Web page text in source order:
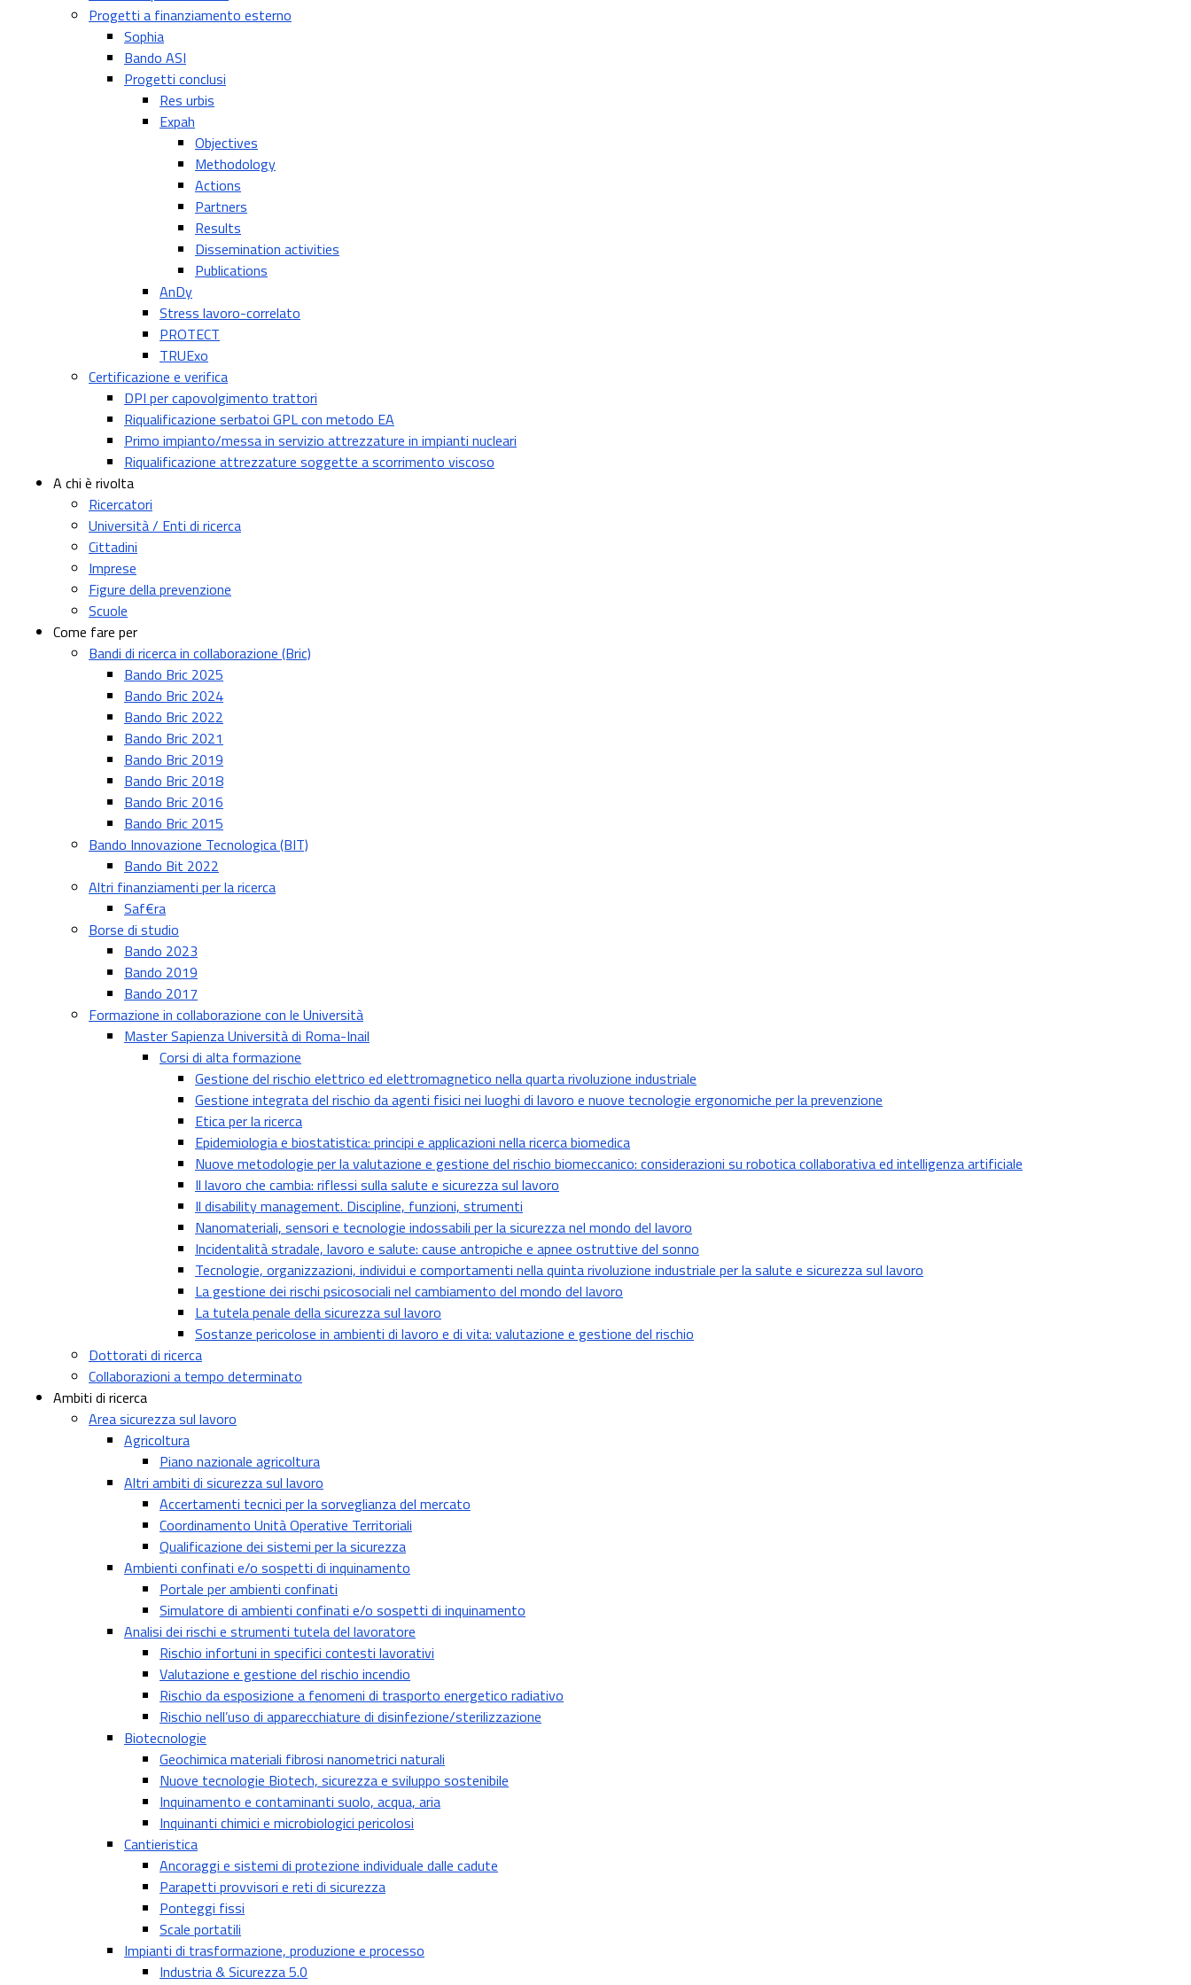
Progetti a finanziamento esterno
Sophia
Bando ASI
Progetti conclusi
Res urbis
Expah
Objectives
Methodology
Actions
Partners
Results
Dissemination activities
Publications
AnDy
Stress lavoro-correlato
PROTECT
TRUExo
Certificazione e verifica
DPI per capovolgimento trattori
Riqualificazione serbatoi GPL con metodo EA
Primo impianto/messa in servizio attrezzature in impianti nucleari
Riqualificazione attrezzature soggette a scorrimento viscoso
A chi è rivolta
Ricercatori
Università / Enti di ricerca
Cittadini
Imprese
Figure della prevenzione
Scuole
Come fare per
Bandi di ricerca in collaborazione (Bric)
Bando Bric 2025
Bando Bric 2024
Bando Bric 2022
Bando Bric 2021
Bando Bric 2019
Bando Bric 2018
Bando Bric 2016
Bando Bric 2015
Bando Innovazione Tecnologica (BIT)
Bando Bit 2022
Altri finanziamenti per la ricerca
Saf€ra
Borse di studio
Bando 2023
Bando 2019
Bando 2017
Formazione in collaborazione con le Università
Master Sapienza Università di Roma-Inail
Corsi di alta formazione
Gestione del rischio elettrico ed elettromagnetico nella quarta rivoluzione industriale
Gestione integrata del rischio da agenti fisici nei luoghi di lavoro e nuove tecnologie ergonomiche per la prevenzione
Etica per la ricerca
Epidemiologia e biostatistica: principi e applicazioni nella ricerca biomedica
Nuove metodologie per la valutazione e gestione del rischio biomeccanico: considerazioni su robotica collaborativa ed intelligenza artificiale
Il lavoro che cambia: riflessi sulla salute e sicurezza sul lavoro
Il disability management. Discipline, funzioni, strumenti
Nanomateriali, sensori e tecnologie indossabili per la sicurezza nel mondo del lavoro
Incidentalità stradale, lavoro e salute: cause antropiche e apnee ostruttive del sonno
Tecnologie, organizzazioni, individui e comportamenti nella quinta rivoluzione industriale per la salute e sicurezza sul lavoro
La gestione dei rischi psicosociali nel cambiamento del mondo del lavoro
La tutela penale della sicurezza sul lavoro
Sostanze pericolose in ambienti di lavoro e di vita: valutazione e gestione del rischio
Dottorati di ricerca
Collaborazioni a tempo determinato
Ambiti di ricerca
Area sicurezza sul lavoro
Agricoltura
Piano nazionale agricoltura
Altri ambiti di sicurezza sul lavoro
Accertamenti tecnici per la sorveglianza del mercato
Coordinamento Unità Operative Territoriali
Qualificazione dei sistemi per la sicurezza
Ambienti confinati e/o sospetti di inquinamento
Portale per ambienti confinati
Simulatore di ambienti confinati e/o sospetti di inquinamento
Analisi dei rischi e strumenti tutela del lavoratore
Rischio infortuni in specifici contesti lavorativi
Valutazione e gestione del rischio incendio
Rischio da esposizione a fenomeni di trasporto energetico radiativo
Rischio nell’uso di apparecchiature di disinfezione/sterilizzazione
Biotecnologie
Geochimica materiali fibrosi nanometrici naturali
Nuove tecnologie Biotech, sicurezza e sviluppo sostenibile
Inquinamento e contaminanti suolo, acqua, aria
Inquinanti chimici e microbiologici pericolosi
Cantieristica
Ancoraggi e sistemi di protezione individuale dalle cadute
Parapetti provvisori e reti di sicurezza
Ponteggi fissi
Scale portatili
Impianti di trasformazione, produzione e processo
Industria & Sicurezza 5.0